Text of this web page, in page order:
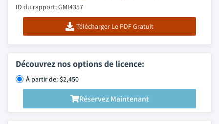
ID du rapport: GMI4357
Télécharger Le PDF Gratuit
Découvrez nos options de licence:
À partir de: $2,450
Réservez Maintenant